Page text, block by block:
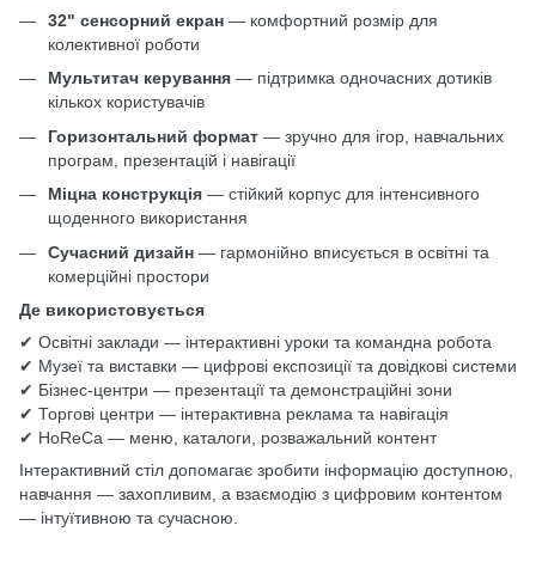
32" сенсорний екран — комфортний розмір для
колективної роботи
Мультитач керування — підтримка одночасних дотиків
кількох користувачів
Горизонтальний формат — зручно для ігор, навчальних
програм, презентацій і навігації
Міцна конструкція — стійкий корпус для інтенсивного
щоденного використання
Сучасний дизайн — гармонійно вписується в освітні та
комерційні простори
Де використовується
✔ Освітні заклади — інтерактивні уроки та командна робота
✔ Музеї та виставки — цифрові експозиції та довідкові системи
✔ Бізнес-центри — презентації та демонстраційні зони
✔ Торгові центри — інтерактивна реклама та навігація
✔ HoReCa — меню, каталоги, розважальний контент
Інтерактивний стіл допомагає зробити інформацію доступною,
навчання — захопливим, а взаємодію з цифровим контентом
— інтуїтивною та сучасною.